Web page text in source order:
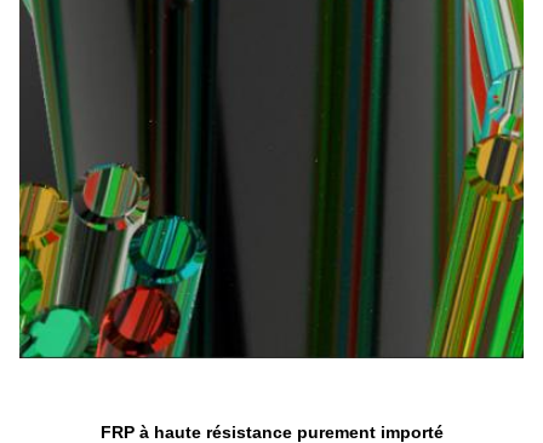
FRP à haute résistance purement importé